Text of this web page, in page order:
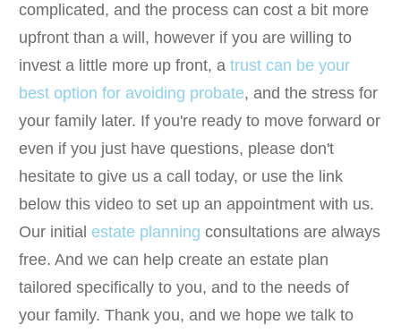
complicated, and the process can cost a bit more
upfront than a will, however if you are willing to
invest a little more up front, a trust can be your
best option for avoiding probate, and the stress for
your family later. If you're ready to move forward or
even if you just have questions, please don't
hesitate to give us a call today, or use the link
below this video to set up an appointment with us.
Our initial estate planning consultations are always
free. And we can help create an estate plan
tailored specifically to you, and to the needs of
your family. Thank you, and we hope we talk to